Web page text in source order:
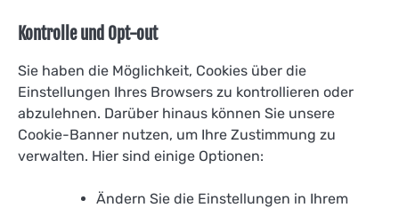
Kontrolle und Opt-out
Sie haben die Möglichkeit, Cookies über die
Einstellungen Ihres Browsers zu kontrollieren oder
abzulehnen. Darüber hinaus können Sie unsere
Cookie-Banner nutzen, um Ihre Zustimmung zu
verwalten. Hier sind einige Optionen:
Ändern Sie die Einstellungen in Ihrem